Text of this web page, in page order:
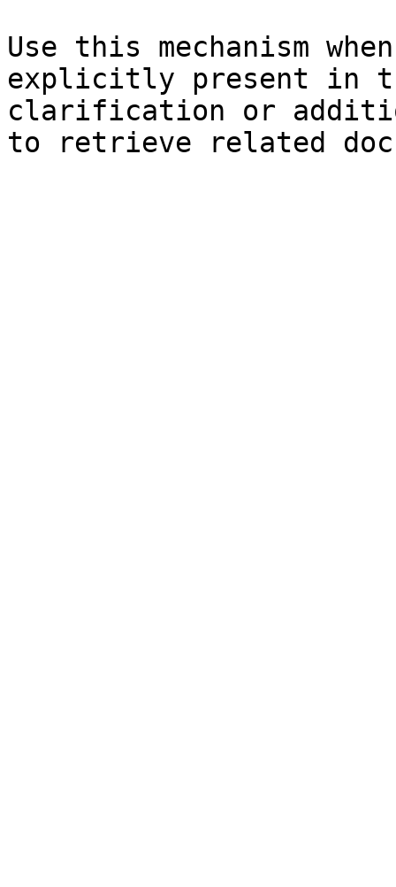
Use this mechanism
explicitly present in
clarification or